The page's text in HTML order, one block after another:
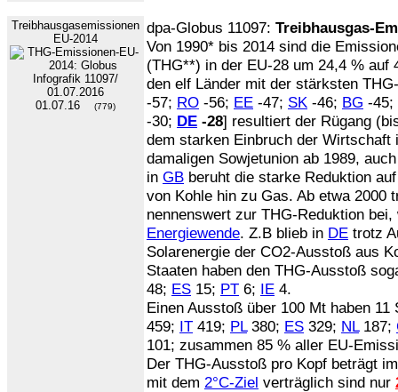
Treibhausgasemissionen
EU-2014
01.07.16 (779)
dpa-Globus 11097: Treibhausgas-
Von 1990* bis 2014 sind die
(THG**) in der EU-28 um 24,4 % auf
den elf Länder mit der stärksten
-57; RO -56; EE -47; SK -46; BG -45;
-30; DE -28] resultiert der Rügang
dem starken Einbruch der Wirtschaft
damaligen Sowjetunion ab 1989,
in GB beruht die starke Reduktion
von Kohle hin zu Gas. Ab etwa 2000
nennenswert zur THG-Reduktion
Energiewende. Z.B blieb in DE trotz
Solarenergie der CO2-Ausstoß aus
Staaten haben den THG-Ausstoß
48; ES 15; PT 6; IE 4.
Einen Ausstoß über 100 Mt haben
459; IT 419; PL380; ES 329; NL187;
101; zusammen 85 % aller EU-
Der THG-Ausstoß pro Kopf beträgt
mit dem 2°C-Ziel verträglich sind nur